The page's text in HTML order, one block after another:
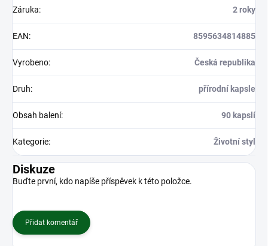
Záruka: 2 roky
EAN: 8595634814885
Vyrobeno: Česká republika
Druh: přírodní kapsle
Obsah balení: 90 kapslí
Kategorie: Životní styl
Diskuze
Buďte první, kdo napíše příspěvek k této položce.
Přidat komentář